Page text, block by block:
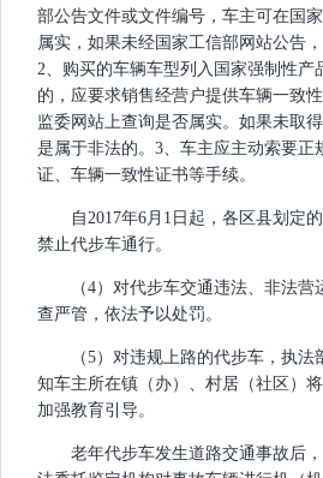
部公告文件或文件编号，车主可在国
属实，如果未经国家工信部网站公告
2、购买的车辆车型列入国家强制性产
的，应要求销售经营户提供车辆一致
监委网站上查询是否属实。如果未取
是属于非法的。3、车主应主动索要正
证、车辆一致性证书等手续。
自2017年6月1日起，各区县划定的
禁止代步车通行。
（4）对代步车交通违法、非法营
查严管，依法予以处罚。
（5）对违规上路的代步车，执法
知车主所在镇（办）、村居（社区）
加强教育引导。
老年代步车发生道路交通事故后，